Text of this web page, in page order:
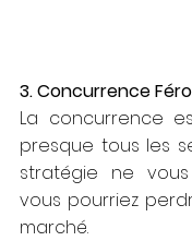
3. Concurrence
La concurrence
presque tous les
stratégie ne
vous pourriez
marché.